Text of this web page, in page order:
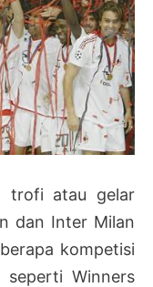
trofi atau gelar
dan Inter Milan
kompetisi
Winners